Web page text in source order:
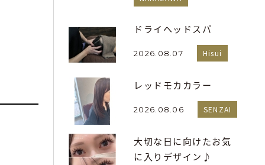
ドライヘッドスパ
2026.08.07 Hisui
レッドモカカラー
2026.08.06 SENZAI
大切な日に向けたお気
に入りデザイン♪